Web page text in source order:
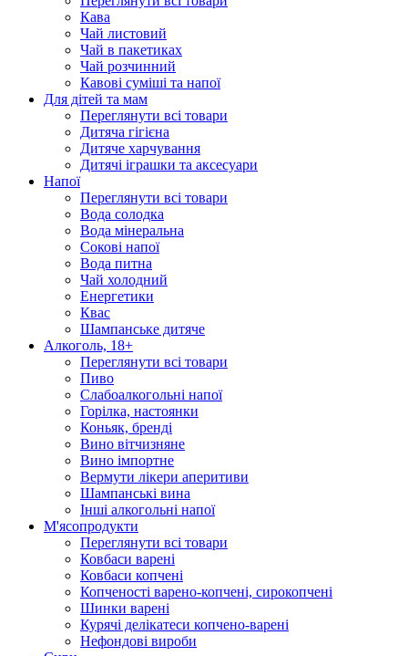
Кава
Чай листовий
Чай в пакетиках
Чай розчинний
Кавові суміші та напої
Для дітей та мам
Переглянути всі товари
Дитяча гігієна
Дитяче харчування
Дитячі іграшки та аксесуари
Напої
Переглянути всі товари
Вода солодка
Вода мінеральна
Сокові напої
Вода питна
Чай холодний
Енергетики
Квас
Шампанське дитяче
Алкоголь, 18+
Переглянути всі товари
Пиво
Слабоалкогольні напої
Горілка, настоянки
Коньяк, бренді
Вино вітчизняне
Вино імпортне
Вермути лікери аперитиви
Шампанські вина
Інші алкогольні напої
М'ясопродукти
Переглянути всі товари
Ковбаси варені
Ковбаси копчені
Копченості варено-копчені, сирокопчені
Шинки варені
Курячі делікатеси копчено-варені
Нефондові вироби